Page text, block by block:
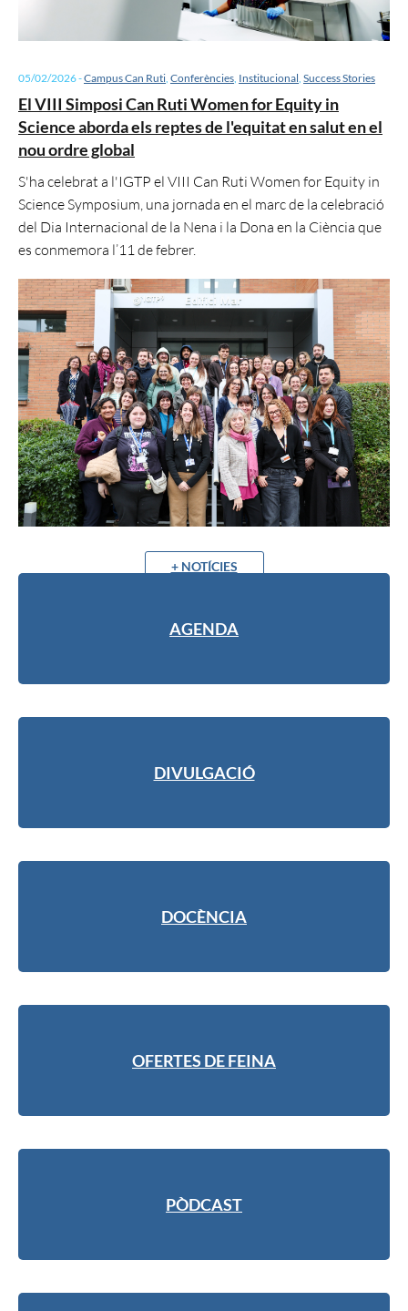
05/02/2026-Campus Can Ruti, Conferències, Institucional, Success Stories
El VIII Simposi Can Ruti Women for Equity in
Science aborda els reptes de l'equitat en salut en el
nou ordre global
S'ha celebrat a l'IGTP el VIII Can Ruti Women for Equity in
Science Symposium, una jornada en el marc de la celebració
del Dia Internacional de la Nena i la Dona en la Ciència que
es conmemora l’11 de febrer.
+ NOTÍCIES
AGENDA
DIVULGACIÓ
DOCÈNCIA
OFERTES DE FEINA
PÒDCAST